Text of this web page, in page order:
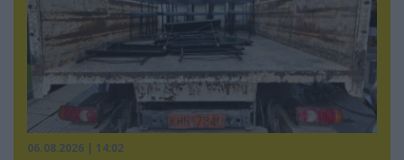
06.08.2026 | 14:02